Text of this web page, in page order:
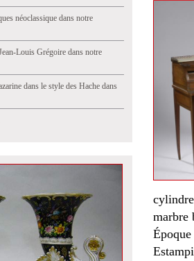
néoclassique dans notre
Louis Grégoire dans notre
dans le style des Hache dans
marbre